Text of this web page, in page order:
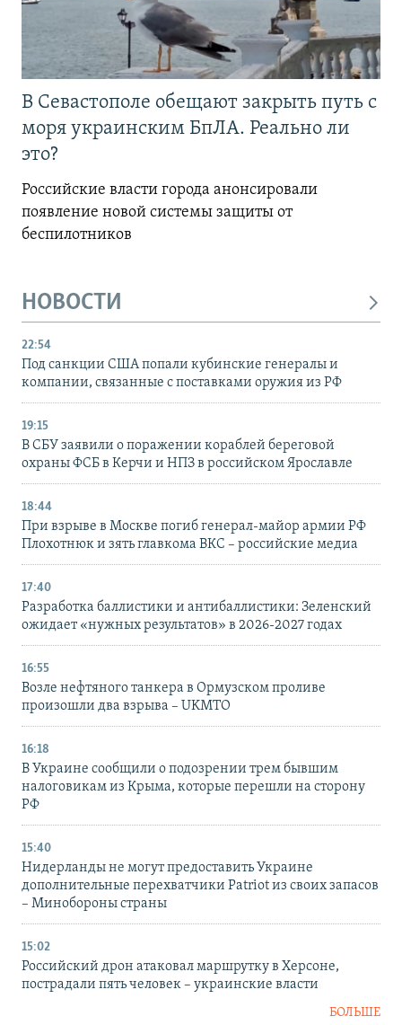
В Севастополе обещают закрыть путь с
моря украинским БпЛА. Реально ли
это?
Российские власти города анонсировали
появление новой системы защиты от
беспилотников
НОВОСТИ
22:54
Под санкции США попали кубинские генералы и
компании, связанные с поставками оружия из РФ
19:15
В СБУ заявили о поражении кораблей береговой
охраны ФСБ в Керчи и НПЗ в российском Ярославле
18:44
При взрыве в Москве погиб генерал-майор армии РФ
Плохотнюк и зять главкома ВКС – российские медиа
17:40
Разработка баллистики и антибаллистики: Зеленский
ожидает «нужных результатов» в 2026-2027 годах
16:55
Возле нефтяного танкера в Ормузском проливе
произошли два взрыва – UKMTO
16:18
В Украине сообщили о подозрении трем бывшим
налоговикам из Крыма, которые перешли на сторону
РФ
15:40
Нидерланды не могут предоставить Украине
дополнительные перехватчики Patriot из своих запасов
– Минобороны страны
15:02
Российский дрон атаковал маршрутку в Херсоне,
пострадали пять человек – украинские власти
БОЛЬШЕ